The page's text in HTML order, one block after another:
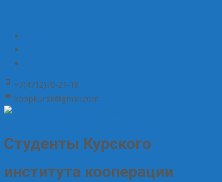
+7(4712)70-21-18
koopkursk@gmail.com
Студенты Курского
института кооперации